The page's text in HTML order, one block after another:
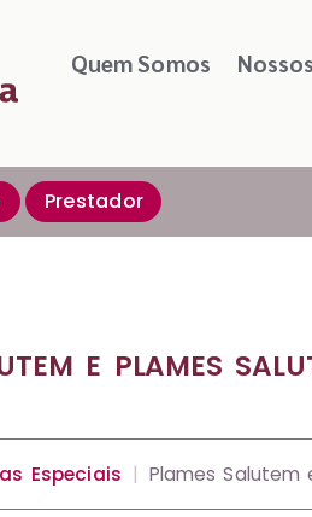
Quem Somos
Prestador
E PLAMES
Especiais Plames Salutem